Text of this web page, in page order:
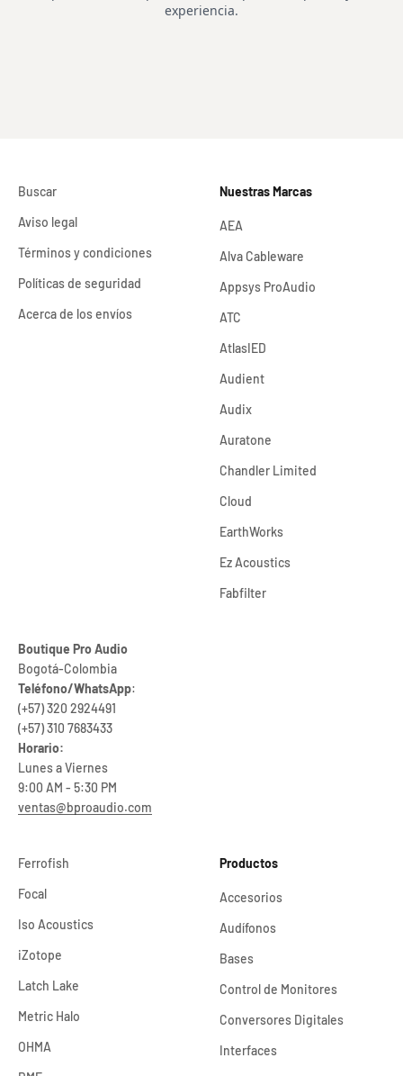
Buscar
Aviso legal
Términos y condiciones
Políticas de seguridad
Acerca de los envíos
Boutique Pro Audio
Bogotá-Colombia
Teléfono/WhatsApp:
(+57) 320 2924491
(+57) 310 7683433
Horario:
Lunes a Viernes
9:00 AM - 5:30 PM
ventas@bproaudio.com
Nuestras Marcas
AEA
Alva Cableware
Appsys ProAudio
ATC
AtlasIED
Audient
Audix
Auratone
Chandler Limited
Cloud
EarthWorks
Ez Acoustics
Fabfilter
Ferrofish
Focal
Iso Acoustics
iZotope
Latch Lake
Metric Halo
OHMA
Productos
Accesorios
Audífonos
Bases
Control de Monitores
Conversores Digitales
Interfaces